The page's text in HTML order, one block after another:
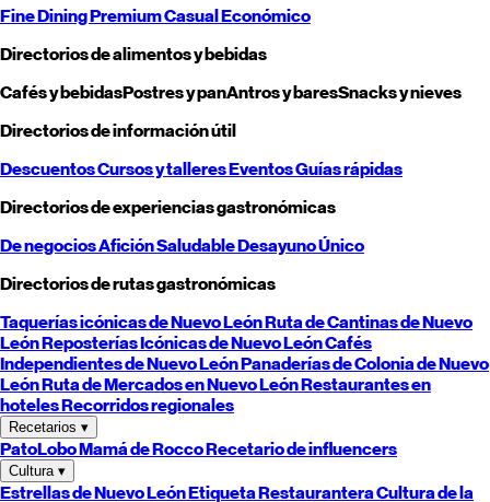
Fine DiningPremiumCasualEconómico
Directorios de alimentos y bebidas
Cafés y bebidasPostres y panAntros y baresSnacks y nieves
Directorios de información útil
DescuentosCursos y talleresEventosGuías rápidas
Directorios de experiencias gastronómicas
De negociosAficiónSaludableDesayunoÚnico
Directorios de rutas gastronómicas
Taquerías icónicas deNuevo LeónRuta de Cantinas deNuevo
LeónReposterías Icónicas deNuevo LeónCafés
Independientes deNuevo LeónPanaderías de Colonia deNuevo
LeónRuta de Mercados enNuevo LeónRestaurantes en
hotelesRecorridos regionales
Recetarios ▾
PatoLoboMamá de RoccoRecetario de influencers
Cultura ▾
Estrellas deNuevo LeónEtiqueta RestauranteraCultura de la